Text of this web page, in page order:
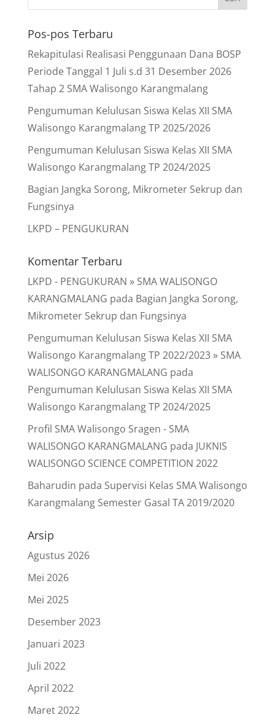
Pos-pos Terbaru
Rekapitulasi Realisasi Penggunaan Dana BOSP
Periode Tanggal 1 Juli s.d 31 Desember 2026
Tahap 2 SMA Walisongo Karangmalang
Pengumuman Kelulusan Siswa Kelas XII SMA
Walisongo Karangmalang TP 2025/2026
Pengumuman Kelulusan Siswa Kelas XII SMA
Walisongo Karangmalang TP 2024/2025
Bagian Jangka Sorong, Mikrometer Sekrup dan
Fungsinya
LKPD – PENGUKURAN
Komentar Terbaru
LKPD - PENGUKURAN » SMA WALISONGO
KARANGMALANG pada Bagian Jangka Sorong,
Mikrometer Sekrup dan Fungsinya
Pengumuman Kelulusan Siswa Kelas XII SMA
Walisongo Karangmalang TP 2022/2023 » SMA
WALISONGO KARANGMALANG pada
Pengumuman Kelulusan Siswa Kelas XII SMA
Walisongo Karangmalang TP 2024/2025
Profil SMA Walisongo Sragen - SMA
WALISONGO KARANGMALANG pada JUKNIS
WALISONGO SCIENCE COMPETITION 2022
Baharudin pada Supervisi Kelas SMA Walisongo
Karangmalang Semester Gasal TA 2019/2020
Arsip
Agustus 2026
Mei 2026
Mei 2025
Desember 2023
Januari 2023
Juli 2022
April 2022
Maret 2022